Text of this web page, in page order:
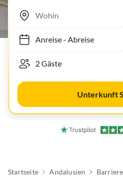
Anreise- Abreise
Unterkunft
Startseite Andalusien